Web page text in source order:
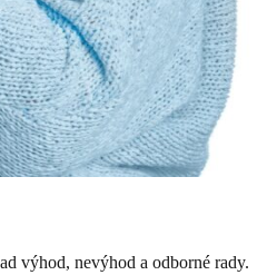
výhod, nevýhod a odborné rady.